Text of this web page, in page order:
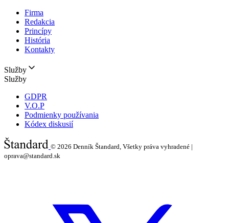
Firma
Redakcia
Princípy
História
Kontakty
Služby
Služby
GDPR
V.O.P
Podmienky používania
Kódex diskusií
© 2026 Denník Štandard, Všetky práva vyhradené |
oprava@standard.sk